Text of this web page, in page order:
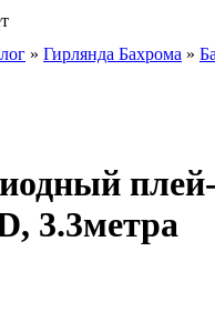
» Гирлянда Бахрома »
3.3метра